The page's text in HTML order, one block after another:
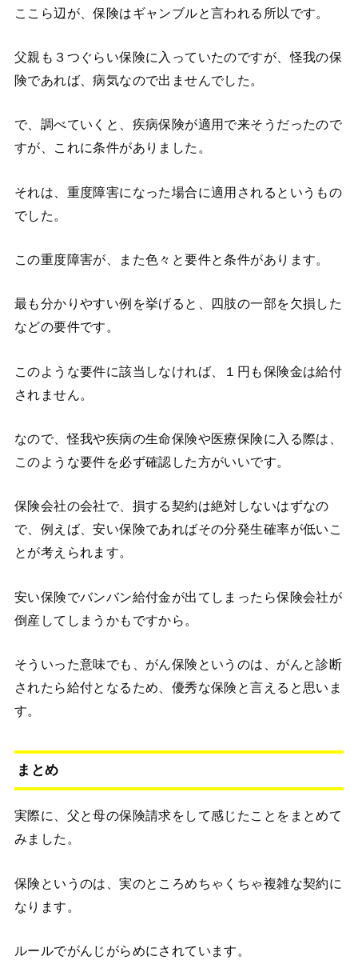
ここら辺が、保険はギャンブルと言われる所以です。
父親も３つぐらい保険に入っていたのですが、怪我の保
険であれば、病気なので出ませんでした。
で、調べていくと、疾病保険が適用で来そうだったので
すが、これに条件がありました。
それは、重度障害になった場合に適用されるというもの
でした。
この重度障害が、また色々と要件と条件があります。
最も分かりやすい例を挙げると、四肢の一部を欠損した
などの要件です。
このような要件に該当しなければ、１円も保険金は給付
されません。
なので、怪我や疾病の生命保険や医療保険に入る際は、
このような要件を必ず確認した方がいいです。
保険会社の会社で、損する契約は絶対しないはずなの
で、例えば、安い保険であればその分発生確率が低いこ
とが考えられます。
安い保険でバンバン給付金が出てしまったら保険会社が
倒産してしまうかもですから。
そういった意味でも、がん保険というのは、がんと診断
されたら給付となるため、優秀な保険と言えると思いま
す。
まとめ
実際に、父と母の保険請求をして感じたことをまとめて
みました。
保険というのは、実のところめちゃくちゃ複雑な契約に
なります。
ルールでがんじがらめにされています。